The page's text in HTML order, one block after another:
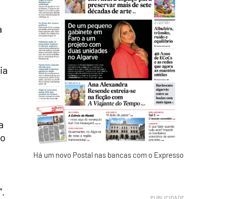
Há um novo Postal nas bancas com o Expresso